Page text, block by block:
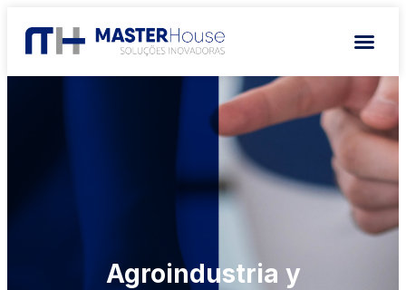
Agroindustria y